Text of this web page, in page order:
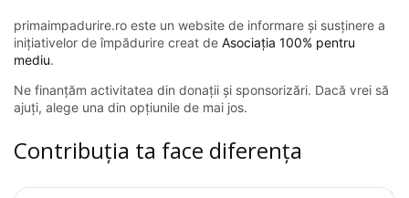
primaimpadurire.ro este un website de informare și susținere a
inițiativelor de împădurire creat de Asociația 100% pentru
mediu.
Ne finanțăm activitatea din donații și sponsorizări. Dacă vrei să
ajuți, alege una din opțiunile de mai jos.
Contribuția ta face diferența